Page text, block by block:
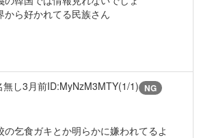
から好かれてる民族さん
無し3月前ID:MyNzM3MTY(1/1) NG
の乞食ガキとか明らかに嫌われてるよ